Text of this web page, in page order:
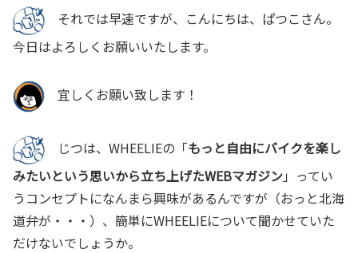
それでは早速ですが、こんにちは、ぱつこさん。
今日はよろしくお願いいたします。
宜しくお願い致します！
じつは、WHEELIEの「もっと自由にバイクを楽し
みたいという思いから立ち上げたWEBマガジン」ってい
うコンセプトになんまら興味があるんですが（おっと北海
道弁が・・・）、簡単にWHEELIEについて聞かせていた
だけないでしょうか。